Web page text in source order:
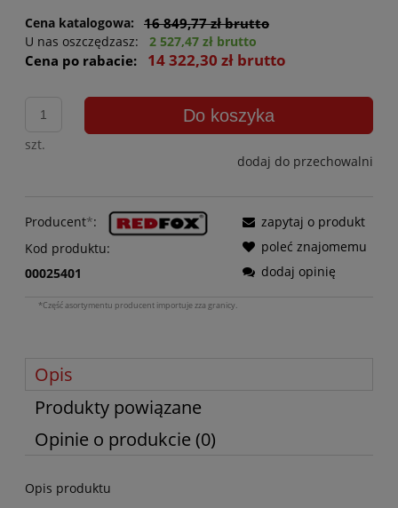
Cena katalogowa: 16 849,77 zł brutto
U nas oszczędzasz: 2 527,47 zł brutto
Cena po rabacie: 14 322,30 zł brutto
szt.
Do koszyka
dodaj do przechowalni
Producent*:
Kod produktu:
00025401
zapytaj o produkt
poleć znajomemu
dodaj opinię
*Część asortymentu producent importuje zza granicy.
Opis
Produkty powiązane
Opinie o produkcie (0)
Opis produktu